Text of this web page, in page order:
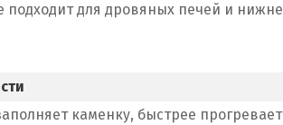
для дровяных печей и
каменку, быстрее